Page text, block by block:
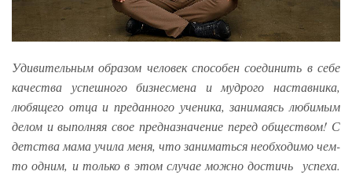
Удивительным образом человек способен соединить в себе
качества успешного бизнесмена и мудрого наставника,
любящего отца и преданного ученика, занимаясь любимым
делом и выполняя свое предназначение перед обществом! С
детства мама учила меня, что заниматься необходимо чем-
то одним, и только в этом случае можно достичь успеха.